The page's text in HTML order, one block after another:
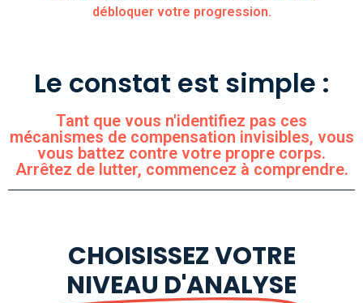
débloquer votre progression.
Le constat est simple :
Tant que vous n'identifiez pas ces
mécanismes de compensation invisibles, vous
vous battez contre votre propre corps.
Arrêtez de lutter, commencez à comprendre.
CHOISISSEZ VOTRE
NIVEAU D'ANALYSE